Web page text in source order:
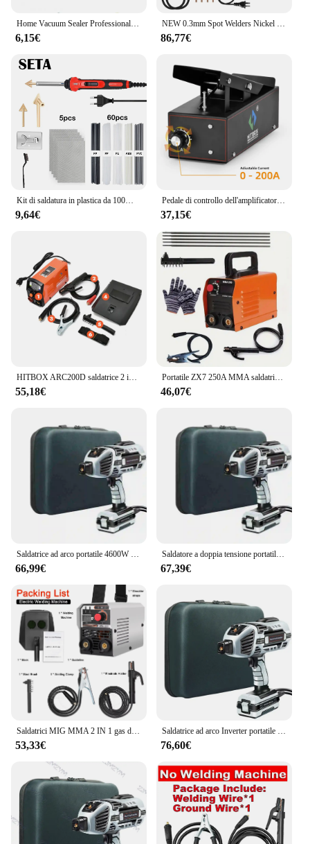
Home Vacuum Sealer Professional Vaccum Sealing Machine Pump Usb Kitchen Food Fish Fruit Saver sistema di conservazione con 10 sacchetti
6,15€
NEW 0.3mm Spot Welders Nickel Portable spot welder Farad capacitor DIY Energy Storage sheet Mini Home 18650 Lithium Battery Weld
86,77€
Kit di saldatura in plastica da 100W pistola per saldatore strumento per saldatore a temperatura regolabile per strumento di saldatura per canoa paraurti auto riparazione superficiale
9,64€
Pedale di controllo dell'amplificatore del pedale di saldatura HITBOX TIG compatibile con HBT250P AC/DC CT-520 e altre macchine con controllo della torcia a 5 pin
37,15€
55,18€
Portatile ZX7 250A MMA saldatrice ad arco saldatrice Inverter 220V Mini ferro attrezzatura per saldatura elettrica 50/60Hz strumenti di riparazione auto
46,07€
66,99€
Saldatore a doppia tensione portatile per saldatore ad arco portatile da 4600 W con morsetto da lavoro 110 / 220 V
67,39€
53,33€ 76,60€